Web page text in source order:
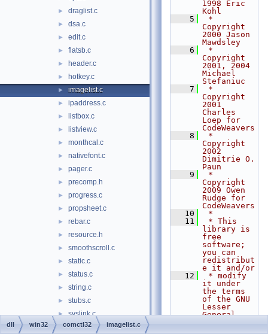
► draglist.c
► dsa.c
► edit.c
► flatsb.c
► header.c
► hotkey.c
► imagelist.c
► ipaddress.c
► listbox.c
► listview.c
► monthcal.c
► nativefont.c
► pager.c
► precomp.h
► progress.c
► propsheet.c
► rebar.c
► resource.h
► smoothscroll.c
► static.c
► status.c
► string.c
► stubs.c
► syslink.c
► tab.c
1998 Eric
Kohl
    5
*
Copyright
2000 Jason
Mawdsley
    6
*
Copyright
2001, 2004
Michael
Stefaniuc
    7
*
Copyright
2001
Charles
Loep for
CodeWeavers
    8
*
Copyright
2002
Dimitrie O.
Paun
    9
*
Copyright
2009 Owen
Rudge for
CodeWeavers
   10
*
   11
* This
library is
free
software;
you can
redistribut
e it and/or
   12
* modify
it under
the terms
of the GNU
Lesser
General
dll win32 comctl32 imagelist.c